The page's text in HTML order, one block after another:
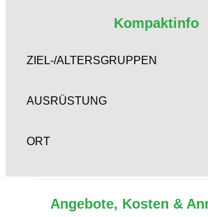
Kompaktinfo
ZIEL-/ALTERSGRUPPEN
AUSRÜSTUNG
ORT
Angebote, Kosten &